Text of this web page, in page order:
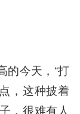
的今天，“打
，这种披着
，很难有人